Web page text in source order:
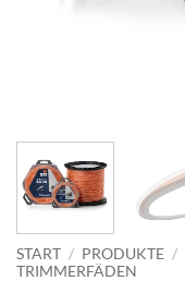
START / PRODUKTE /
TRIMMERFÄDEN